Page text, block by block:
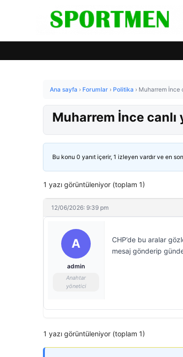
Ana sayfa › Forumlar › Politika › Muharrem İnce
Muharrem İnce
Bu konu 0 yanıt içerir, 1 izleyen vardır ve en son
1 yazı görüntüleniyor (toplam 1)
12/06/2026: 9:39 pm
A
admin
Anahtar
yönetici
CHP’de bu aralar
mesaj gönderip
1 yazı görüntüleniyor (toplam 1)